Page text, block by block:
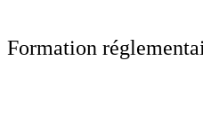
Formation